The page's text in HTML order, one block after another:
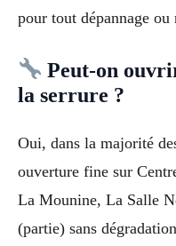
pour tout dépannage ou
Peut-on
la serrure ?
Oui, dans la majorité
ouverture fine sur
La Mounine, La Salle
(partie) sans